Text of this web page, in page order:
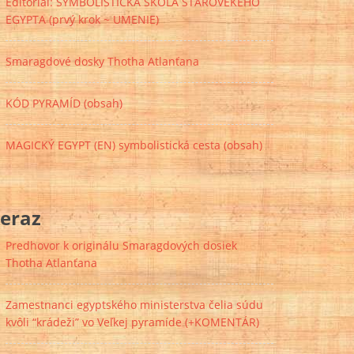
EGYPTA (prvý krok ~ UMENIE)
Smaragdové dosky Thotha Atlanťana
KÓD PYRAMÍD (obsah)
MAGICKÝ EGYPT (EN) symbolistická cesta (obsah)
Predhovor k originálu Smaragdových dosiek
Thotha Atlanťana
Zamestnanci egyptského ministerstva čelia súdu
kvôli “krádeži” vo Veľkej pyramíde (+KOMENTÁR)